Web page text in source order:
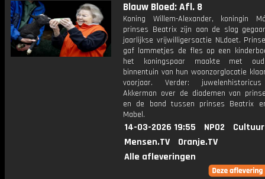
Blauw Bloed: Afl. 8
Koning Willem-Alexander, koningin
prinses Beatrix zijn aan de slag
jaarlijkse vrijwilligersactie NLdoet.
gaf lammetjes de fles op een
het koningspaar maakte met
binnentuin van hun woonzorglocatie
voorjaar. Verder:
Akkerman over de diademen van
en de band tussen prinses Beatrix
Mabel.
14-03-2026 19:55 NPO2
Mensen.TV
Oranje.TV
Alle afleveringen